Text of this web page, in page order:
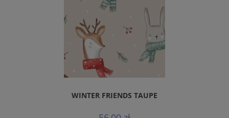
WINTER FRIENDS TAUPE